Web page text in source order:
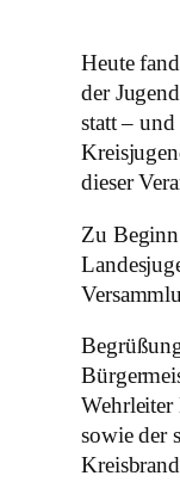
Heute
der
statt –
dieser
Zu
sowie der